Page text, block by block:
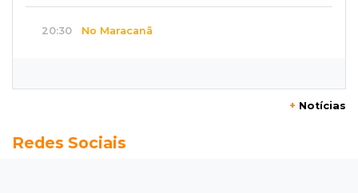
20:30 No Maracanã
Seleções em MS têm salários de até R$ 8,2 mil;
+ Notícias
Redes Sociais